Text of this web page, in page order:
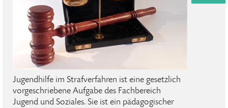
Jugendhilfe im Strafverfahren ist eine gesetzlich
vorgeschriebene Aufgabe des Fachbereich
Jugend und Soziales. Sie ist ein pädagogischer